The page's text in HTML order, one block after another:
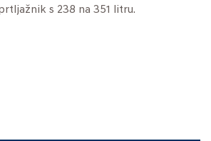
s 238 na 351 litru.